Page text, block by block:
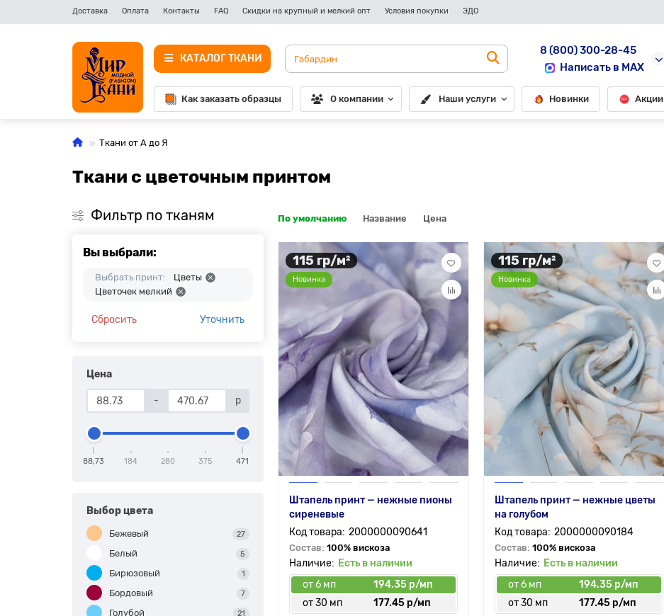
Доставка Оплата Контакты FAQ Скидки на крупный и мелкий опт Условия покупки ЭДО
КАТАЛОГ ТКАНИ
8 (800) 300-28-45
Написать в MAX
Как заказать образцы О компании Наши услуги Новинки Акции
Ткани от А до Я
Ткани с цветочным принтом
Фильтр по тканям
Вы выбрали:
Выбрать принт:
Цветы
Цветочек мелкий
Сбросить Уточнить
Цена
- р
88,73 184 280 375 471
Выбор цвета
Бежевый 27
Белый 5
Бирюзовый 1
Бордовый 7
Голубой 21
По умолчанию Название Цена
115 гр/м²
Новинка
Штапель принт — нежные пионы
сиреневые
2000000090641
Состав: 100% вискоза
Есть в наличии
от 6 мп
194.35 р/мп
от 30 мп
177.45 р/мп
115 гр/м²
Новинка
Штапель принт — нежные цветы
на голубом
2000000090184
Состав: 100% вискоза
Есть в наличии
от 6 мп
194.35 р/мп
от 30 мп
177.45 р/мп